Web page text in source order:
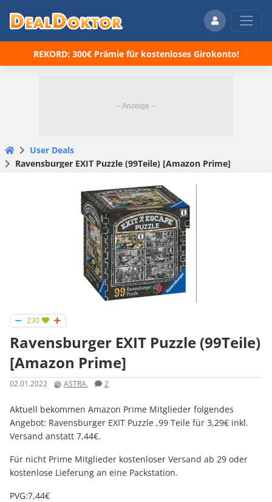
REKORD: 300€ Prämie für kostenloses Girokonto!
User Deals
Ravensburger EXIT Puzzle (99Teile) [Amazon Prime]
230
Ravensburger EXIT Puzzle (99Teile)
[Amazon Prime]
02.01.2022 ASTRA. 2
Aktuell bekommen Amazon Prime Mitglieder folgendes
Angebot: Ravensburger EXIT Puzzle ,99 Teile für 3,29€ inkl.
Versand anstatt 7,44€.
Für nicht Prime Mitglieder kostenloser Versand ab 29 oder
kostenlose Lieferung an eine Packstation.
PVG:7,44€